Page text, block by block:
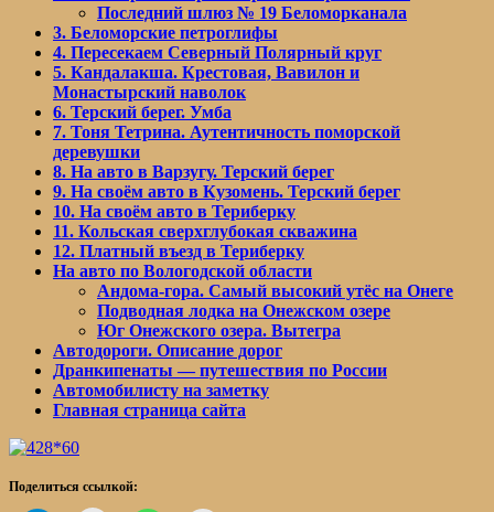
Последний шлюз № 19 Беломорканала
3. Беломорские петроглифы
4. Пересекаем Северный Полярный круг
5. Кандалакша. Крестовая, Вавилон и
Монастырский наволок
6. Терский берег. Умба
7. Тоня Тетрина. Аутентичность поморской
деревушки
8. На авто в Варзугу. Терский берег
9. На своём авто в Кузомень. Терский берег
10. На своём авто в Териберку
11. Кольская сверхглубокая скважина
12. Платный въезд в Териберку
На авто по Вологодской области
Андома-гора. Самый высокий утёс на Онеге
Подводная лодка на Онежском озере
Юг Онежского озера. Вытегра
Автодороги. Описание дорог
Дранкипенаты — путешествия по России
Автомобилисту на заметку
Главная страница сайта
Поделиться ссылкой: